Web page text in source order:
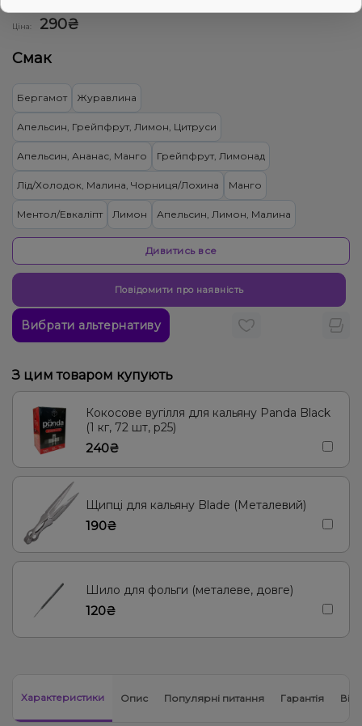
Ціна:
290₴
Смак
Бергамот Журавлина
Апельсин, Грейпфрут, Лимон, Цитруси
Апельсин, Ананас, Манго Грейпфрут, Лимонад
Лід/Холодок, Малина, Чорниця/Лохина Манго
Ментол/Евкаліпт Лимон Апельсин, Лимон, Малина
Грейпфрут, Лотос, Помело Апельсин, Вино, Лимон, Персик
Груша/Дюшес, Льод/Холодок, Яблуко
Виноград, Лічі, Роза Кактус, Лайм, Лимонад, Огірок
Лід/Холодок, Прянощі/Спеції, Цитруси, Ягоди
Віскі, Вишня/Черешня, Журавлина Персик
Груша/Дюшес, Яблуко Мультифрукт Грейпфрут, Помело
Вино, Лимонад, Ягоди Лід/Холодок Гарбуз Барбарис
Кавун, Диня, Лід/Холодок
Віскі, Кола Пиріг/Кондитерка, Ревень
Жуйка (фруктова), Желейки Кавун, Лемонграсс Ананас
Дивитись все
Повідомити про наявність
Вибрати альтернативу
З цим товаром купують
Кокосове вугілля для кальяну Panda Black
(1 кг, 72 шт, р25)
240₴
Щипці для кальяну Blade (Металевий)
190₴
Шило для фольги (металеве, довге)
120₴
Характеристики Опис Популярні питання Гарантія